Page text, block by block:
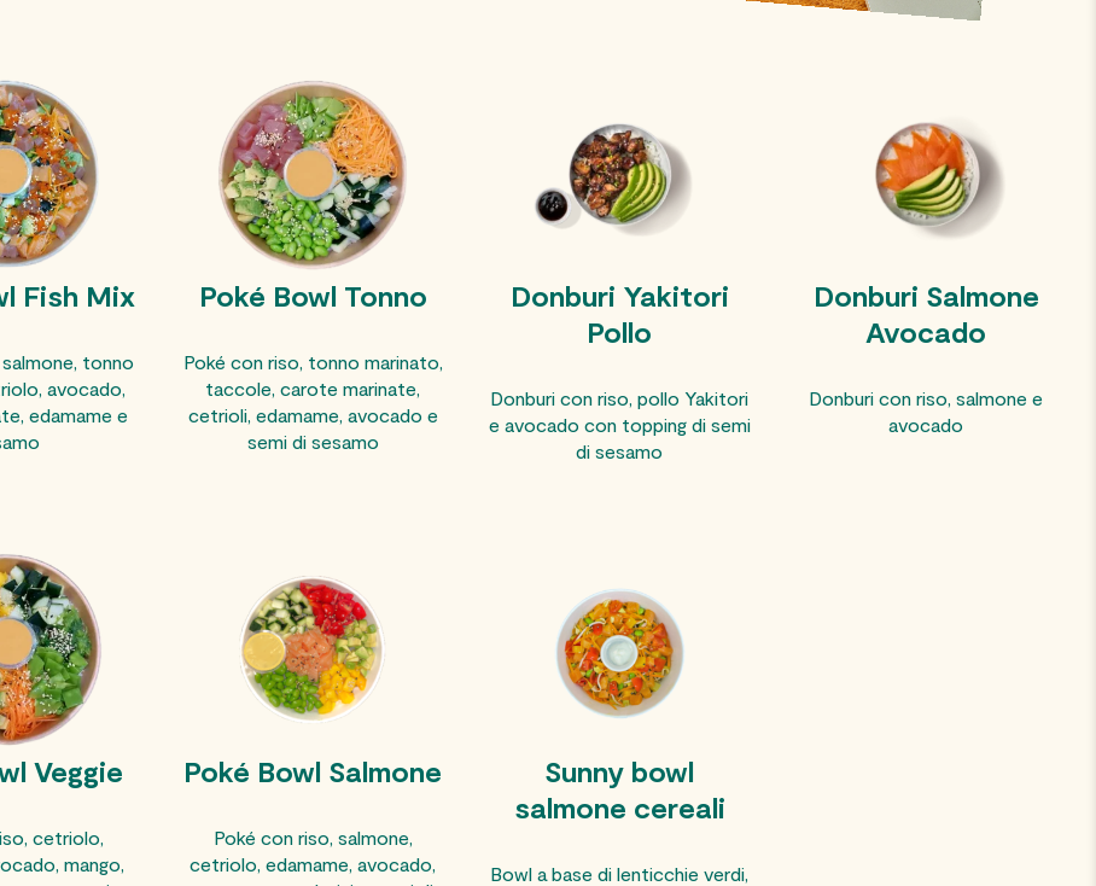
Fish Mix
tonno
avocado,
edamame e
Poké Bowl Tonno
Poké con riso, tonno marinato,
taccole, carote marinate,
cetrioli, edamame, avocado e
semi di sesamo
Donburi Yakitori
Pollo
Donburi con riso, pollo Yakitori
e avocado con topping di semi
di sesamo
Donburi Salmone
Avocado
Donburi con riso, salmone e
avocado
Veggie
cetriolo,
mango,
Poké Bowl Salmone
Poké con riso, salmone,
cetriolo, edamame, avocado,
Sunny bowl
salmone cereali
Bowl a base di lenticchie verdi,